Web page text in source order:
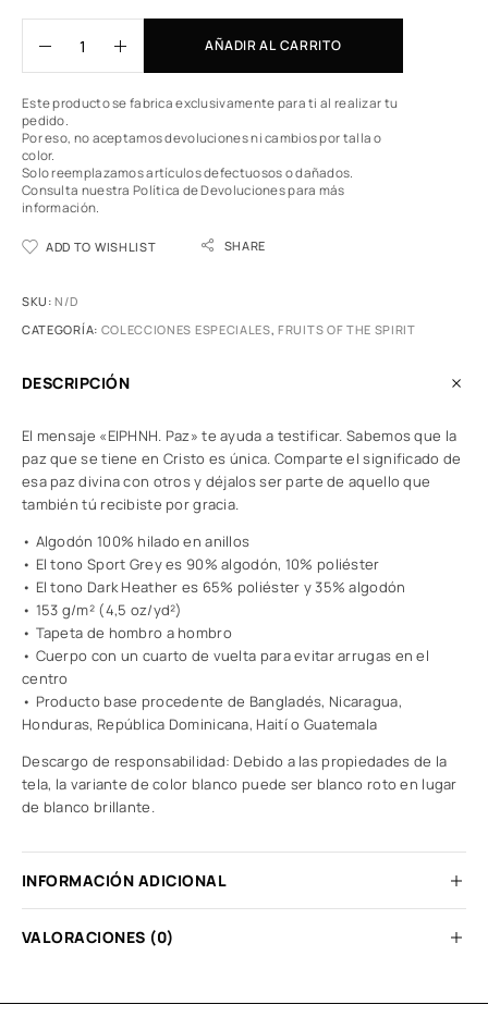
AÑADIR AL CARRITO
Este producto se fabrica exclusivamente para ti al realizar tu
pedido.
Por eso, no aceptamos devoluciones ni cambios por talla o
color.
Solo reemplazamos artículos defectuosos o dañados.
Consulta nuestra Política de Devolucionespara más
información.
ADD TO WISHLIST SHARE
SKU:N/D
CATEGORÍA: COLECCIONES ESPECIALES,FRUITS OF THE SPIRIT
DESCRIPCIÓN
El mensaje «ΕΙΡΗΝΗ. Paz» te ayuda a testificar. Sabemos que la
paz que se tiene en Cristo es única. Comparte el significado de
esa paz divina con otros y déjalos ser parte de aquello que
también tú recibiste por gracia.
• Algodón 100% hilado en anillos
• El tono Sport Grey es 90% algodón, 10% poliéster
• El tono Dark Heather es 65% poliéster y 35% algodón
• 153 g/m² (4,5 oz/yd²)
• Tapeta de hombro a hombro
• Cuerpo con un cuarto de vuelta para evitar arrugas en el
centro
• Producto base procedente de Bangladés, Nicaragua,
Honduras, República Dominicana, Haití o Guatemala
Descargo de responsabilidad: Debido a las propiedades de la
tela, la variante de color blanco puede ser blanco roto en lugar
de blanco brillante.
INFORMACIÓN ADICIONAL
VALORACIONES (0)